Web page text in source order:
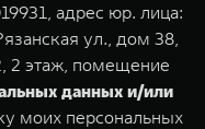
700
признания
10 199 000 ₽
адрес юр. лица:
ул., дом 38,
2 этаж, помещение
данных и/или
моих персональных